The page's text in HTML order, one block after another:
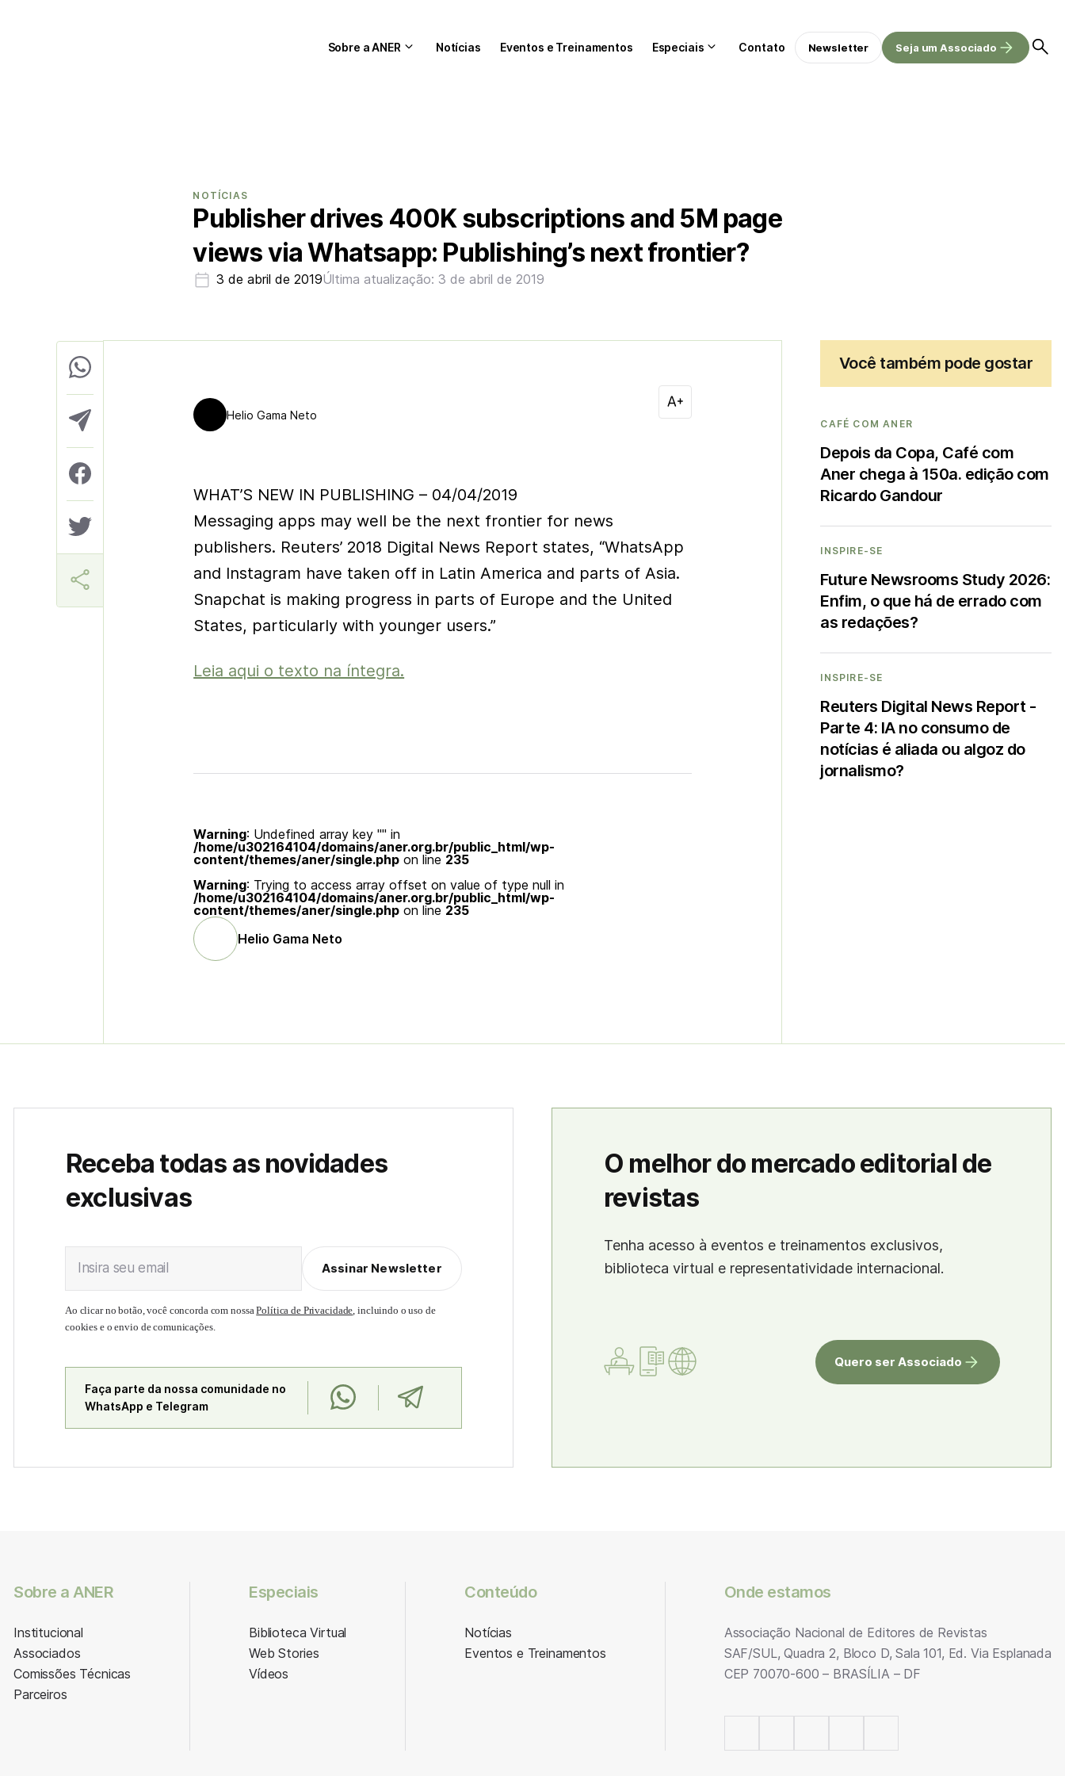
Sobre a ANER Notícias Eventos e Treinamentos Especiais Contato Newsletter Seja um Associado
NOTÍCIAS
Publisher drives 400K subscriptions and 5M page
views via Whatsapp: Publishing’s next frontier?
3 de abril de 2019Última atualização: 3 de abril de 2019
Helio Gama Neto
WHAT’S NEW IN PUBLISHING – 04/04/2019
Messaging apps may well be the next frontier for news
publishers. Reuters’ 2018 Digital News Report states, “WhatsApp
and Instagram have taken off in Latin America and parts of Asia.
Snapchat is making progress in parts of Europe and the United
States, particularly with younger users.”
Leia aqui o texto na íntegra.
Warning: Undefined array key "" in
/home/u302164104/domains/aner.org.br/public_html/wp-
content/themes/aner/single.php on line 235
Warning: Trying to access array offset on value of type null in
/home/u302164104/domains/aner.org.br/public_html/wp-
content/themes/aner/single.php on line 235
Helio Gama Neto
Você também pode gostar
CAFÉ COM ANER
Depois da Copa, Café com
Aner chega à 150a. edição com
Ricardo Gandour
INSPIRE-SE
Future Newsrooms Study 2026:
Enfim, o que há de errado com
as redações?
INSPIRE-SE
Reuters Digital News Report -
Parte 4: IA no consumo de
notícias é aliada ou algoz do
jornalismo?
Receba todas as novidades
exclusivas
Insira seu email Assinar Newsletter
Ao clicar no botão, você concorda com nossaPolítica de Privacidade, incluindo o uso de
cookies e o envio de comunicações.
Faça parte da nossa comunidade no
WhatsApp e Telegram
O melhor do mercado editorial de
revistas
Tenha acesso à eventos e treinamentos exclusivos,
biblioteca virtual e representatividade internacional.
Quero ser Associado
Sobre a ANER
Institucional
Associados
Comissões Técnicas
Parceiros
Especiais
Biblioteca Virtual
Web Stories
Vídeos
Conteúdo
Notícias
Eventos e Treinamentos
Onde estamos
Associação Nacional de Editores de Revistas
SAF/SUL, Quadra 2, Bloco D, Sala 101, Ed. Via Esplanada
CEP 70070-600 – BRASÍLIA – DF